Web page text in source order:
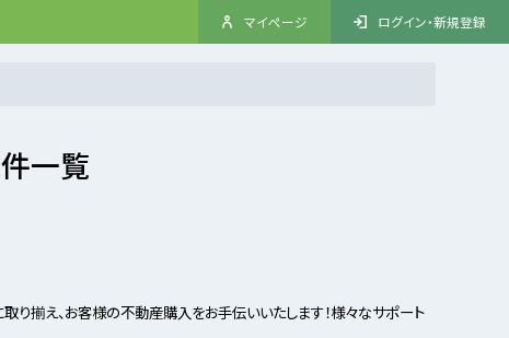
マイページ ログイン・新規登録
一覧
揃え、お客様の不動産購入をお手伝いいたします！様々なサポート